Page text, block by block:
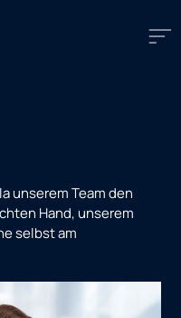
unserem Team den
Hand, unserem
selbst am